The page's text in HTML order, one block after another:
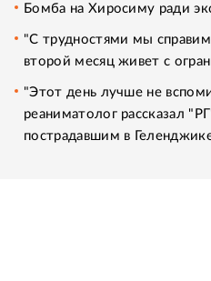
Бомба на Хиросиму ради
"С трудностями мы
второй месяц живет с
"Этот день лучше не
реаниматолог рассказал
пострадавшим в